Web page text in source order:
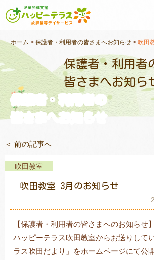
私たちについて
未就学のお子さま（０〜６才）
小学生〜高校生の お子さま
支援事例
教室一覧
ホーム >保護者・利用者の皆さまへお知らせ > 吹田
保護者・利用者
皆さまへお知ら
保護者・利用者の
皆さまへお知らせ
＜ 前の記事へ
吹田教室
吹田教室 3月のお知らせ
【保護者・利用者の皆さまへのお知らせ】
ハッピーテラス吹田教室からお送りして
ラス吹田だより」をホームページにて公